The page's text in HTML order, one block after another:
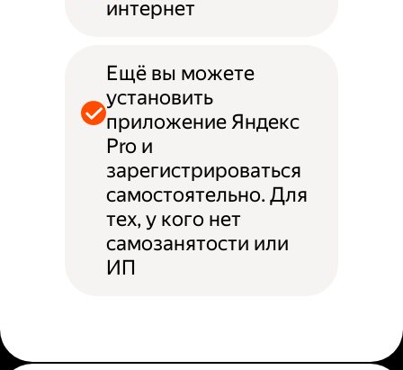
интернет
Ещё вы можете
установить
приложение Яндекс
Pro и
зарегистрироваться
самостоятельно. Для
тех, у кого нет
самозанятости или
ИП